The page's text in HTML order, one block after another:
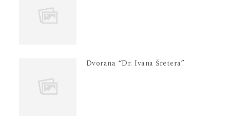
Dvorana “Dr. Ivana Šretera”